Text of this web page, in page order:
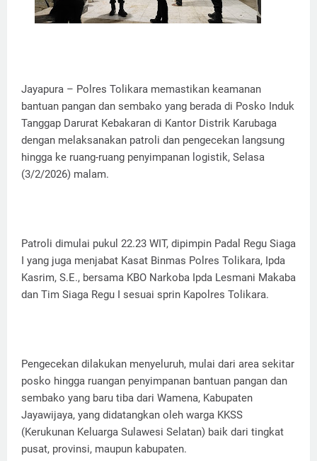
Jayapura – Polres Tolikara memastikan keamanan
bantuan pangan dan sembako yang berada di Posko Induk
Tanggap Darurat Kebakaran di Kantor Distrik Karubaga
dengan melaksanakan patroli dan pengecekan langsung
hingga ke ruang-ruang penyimpanan logistik, Selasa
(3/2/2026) malam.
Patroli dimulai pukul 22.23 WIT, dipimpin Padal Regu Siaga
I yang juga menjabat Kasat Binmas Polres Tolikara, Ipda
Kasrim, S.E., bersama KBO Narkoba Ipda Lesmani Makaba
dan Tim Siaga Regu I sesuai sprin Kapolres Tolikara.
Pengecekan dilakukan menyeluruh, mulai dari area sekitar
posko hingga ruangan penyimpanan bantuan pangan dan
sembako yang baru tiba dari Wamena, Kabupaten
Jayawijaya, yang didatangkan oleh warga KKSS
(Kerukunan Keluarga Sulawesi Selatan) baik dari tingkat
pusat, provinsi, maupun kabupaten.